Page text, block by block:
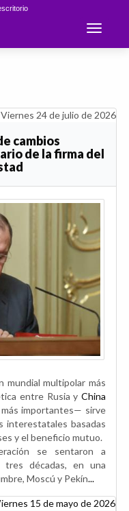
Toggle
Viernes 24 de julio de 2026
cambios
de la firma del
mundial multipolar más
entre Rusia y China
importantes— sirve
interestatales basadas
y el beneficio mutuo.
se sentaron a
tres décadas, en una
Moscú y Pekín...
15 de mayo de 2026